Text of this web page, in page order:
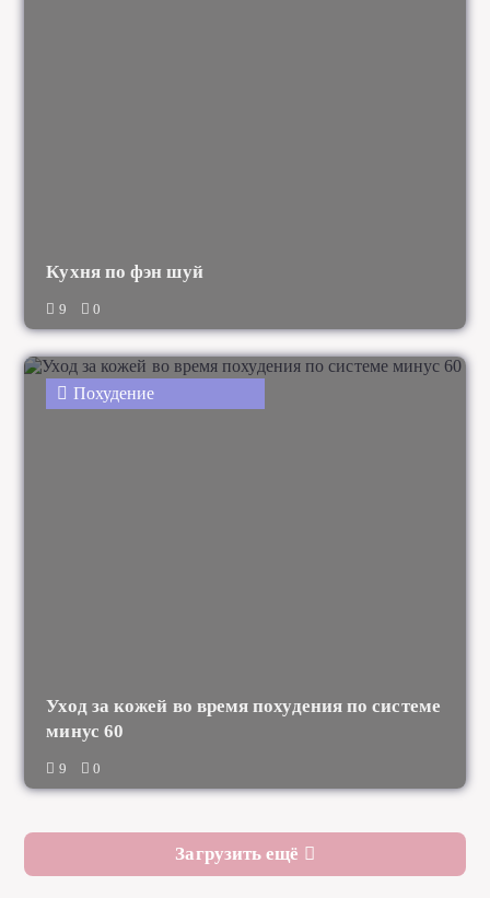
Кухня по фэн шуй
9 0
Похудение
Уход за кожей во время похудения по системе
минус 60
9 0
Загрузить ещё